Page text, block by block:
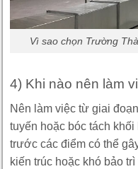
Vì sao chọn Trường
4) Khi nào nên làm
Nên làm việc từ giai
tuyến hoặc bóc tách
trước các điểm có thể
kiến trúc hoặc khó bảo